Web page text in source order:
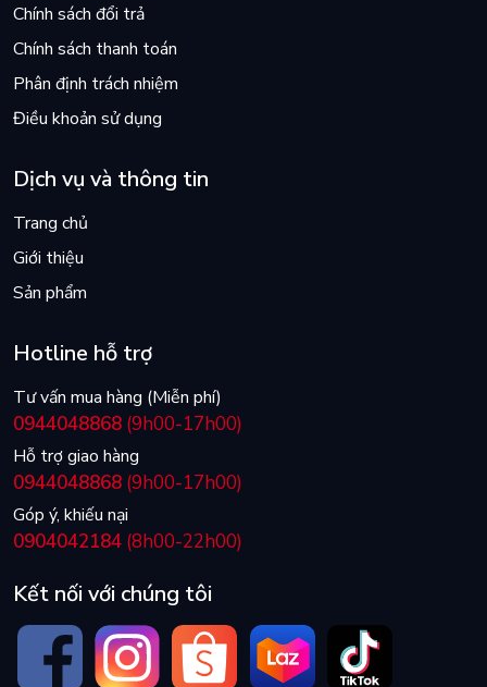
Chính sách đổi trả
Chính sách thanh toán
Phân định trách nhiệm
Điều khoản sử dụng
Dịch vụ và thông tin
Trang chủ
Giới thiệu
Sản phẩm
Hotline hỗ trợ
Tư vấn mua hàng (Miễn phí)
0944048868 (9h00-17h00)
Hỗ trợ giao hàng
0944048868 (9h00-17h00)
Góp ý, khiếu nại
0904042184 (8h00-22h00)
Kết nối với chúng tôi